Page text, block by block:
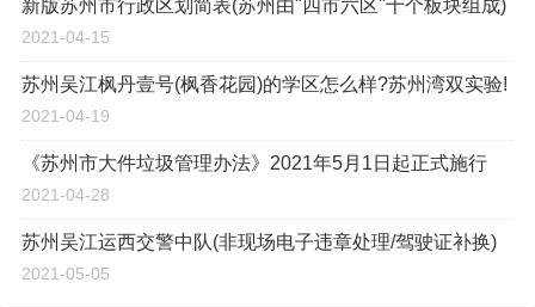
新版苏州市行政区划简表(苏州由"四市六区"十个板块组成)
2021-04-15
苏州吴江枫丹壹号(枫香花园)的学区怎么样?苏州湾双实验!
2021-04-19
《苏州市大件垃圾管理办法》2021年5月1日起正式施行
2021-04-28
苏州吴江运西交警中队(非现场电子违章处理/驾驶证补换)
2021-05-05